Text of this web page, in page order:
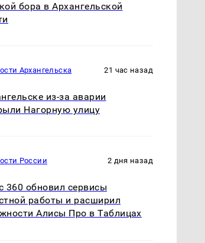
бора в Архангельской
Архангельска 21 час назад
из-за аварии
Нагорную улицу
России 2 дня назад
360 обновил сервисы
работы и расширил
Алисы Про в Таблицах